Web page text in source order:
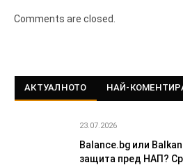
Comments are closed.
АКТУАЛНОТО НАЙ-
23.07.2026
Balance.bg или
защита пред НАП?